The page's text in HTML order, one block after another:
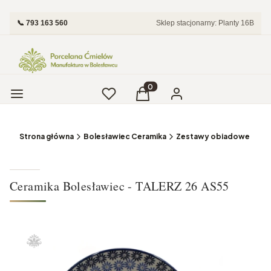
📞 793 163 560 Sklep stacjonarny: Planty 16B
Menu UlubioneProdukty w koszyku: 0.
Koszyk Zaloguj się
Strona główna Bolesławiec Ceramika Zestawy obiadowe i
Ceramika Bolesławiec - TALERZ 26 AS55